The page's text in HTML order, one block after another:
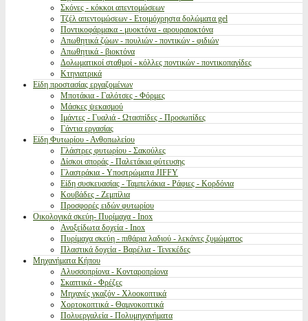
Σκόνες - κόκκοι απεντομώσεων
Τζέλ απεντομώσεων - Ετοιμόχρηστα δολώματα gel
Ποντικοφάρμακα - μυοκτόνα - αρουραιοκτόνα
Απωθητικά ζώων - πουλιών - ποντικών - φιδιών
Απωθητικά - βιοκτόνα
Δολωματικοί σταθμοί - κόλλες ποντικών - ποντικοπαγίδες
Κτηνιατρικά
Είδη προστασίας εργαζομένων
Μποτάκια - Γαλότσες - Φόρμες
Μάσκες ψεκασμού
Ιμάντες - Γυαλιά - Ωτασπίδες - Προσωπίδες
Γάντια εργασίας
Είδη Φυτωρίου - Ανθοπωλείου
Γλάστρες φυτωρίου - Σακούλες
Δίσκοι σποράς - Παλετάκια φύτευσης
Γλαστράκια - Υποστρώματα JIFFY
Είδη συσκευασίας - Ταμπελάκια - Ράφιες - Κορδόνια
Κουβάδες - Ζεμπίλια
Προσφορές ειδών φυτωρίου
Οικολογικά σκεύη- Πυρίμαχα - Inox
Ανοξείδωτα δοχεία - Inox
Πυρίμαχα σκεύη - πιθάρια λαδιού - λεκάνες ζυμώματος
Πλαστικά δοχεία - Βαρέλια - Τενεκέδες
Μηχανήματα Κήπου
Αλυσσοπρίονα - Κονταροπρίονα
Σκαπτικά - Φρέζες
Μηχανές γκαζόν - Χλοοκοπτικά
Χορτοκοπτικά - Θαμνοκοπτικά
Πολυεργαλεία - Πολυμηχανήματα